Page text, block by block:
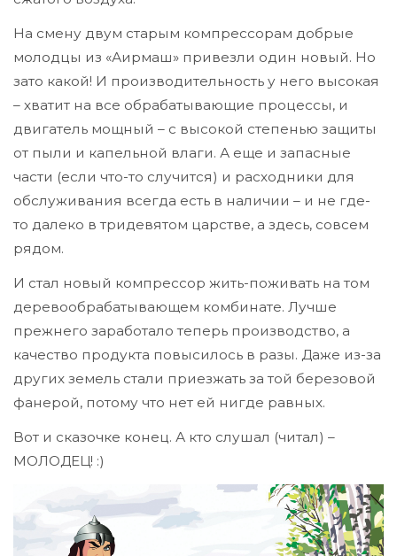
На смену двум старым компрессорам добрые
молодцы из «Аирмаш» привезли один новый. Но
зато какой! И производительность у него высокая
– хватит на все обрабатывающие процессы, и
двигатель мощный – с высокой степенью защиты
от пыли и капельной влаги. А еще и запасные
части (если что-то случится) и расходники для
обслуживания всегда есть в наличии – и не где-
то далеко в тридевятом царстве, а здесь, совсем
рядом.
И стал новый компрессор жить-поживать на том
деревообрабатывающем комбинате. Лучше
прежнего заработало теперь производство, а
качество продукта повысилось в разы. Даже из-за
других земель стали приезжать за той березовой
фанерой, потому что нет ей нигде равных.
Вот и сказочке конец. А кто слушал (читал) –
МОЛОДЕЦ! :)